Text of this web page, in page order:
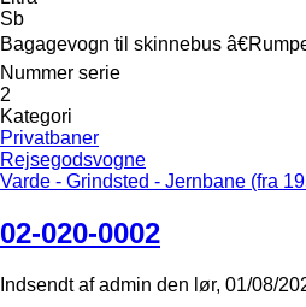
Sb
Bagagevogn til skinnebus
Nummer serie
2
Kategori
Privatbaner
Rejsegodsvogne
Varde - Grindsted - Jernbane (fra
02-020-0002
Indsendt afadmin den lør, 01/08/